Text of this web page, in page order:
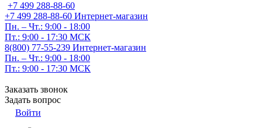
+7 499 288-88-60
+7 499 288-88-60 Интернет-магазин
Пн. – Чт.: 9:00 - 18:00
Пт.: 9:00 - 17:30 МСК
8(800) 77-55-239 Интернет-магазин
Пн. – Чт.: 9:00 - 18:00
Пт.: 9:00 - 17:30 МСК
Заказать звонок
Задать вопрос
Войти